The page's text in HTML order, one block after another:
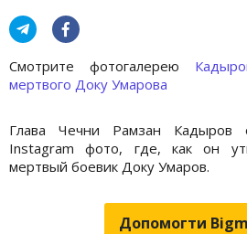
Cмотрите фотогалерею
мертвого Доку Умарова
Глава Чечни Рамзан Кадыров
Instagram фото, где, как он
мертвый боевик Доку Умаров.
Допомогти